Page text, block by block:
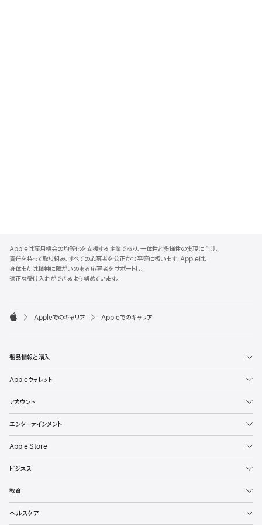
p
p
l
e
o
t
Appleは雇用機会の均等化を支援する企業であり、一体性と多様性の実現に向け、
責任を持って取り組み、すべての応募者を公正かつ平等に扱います。Appleは、
身体または精神に障がいのある応募者をサポートし、
適正な受け入れができるよう努めています。

p
l
Appleでのキャリア Appleでのキャリア
製品情報と購入
Appleウォレット
アカウント
エンターテインメント
Apple Store
ビジネス
教育
ヘルスケア